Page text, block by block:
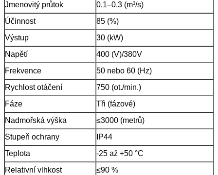
Jmenovitý průtok
0,1–0,3 (m³/s)
Účinnost
85 (%)
Výstup
30 (kW)
Napětí
400 (V)/380V
Frekvence
50 nebo 60 (Hz)
Rychlost otáčení
750 (ot./min.)
Fáze
Tři (fázové)
Nadmořská výška
≤3000 (metrů)
Stupeň ochrany
IP44
Teplota
-25 až +50 °C
Relativní vlhkost
≤90 %